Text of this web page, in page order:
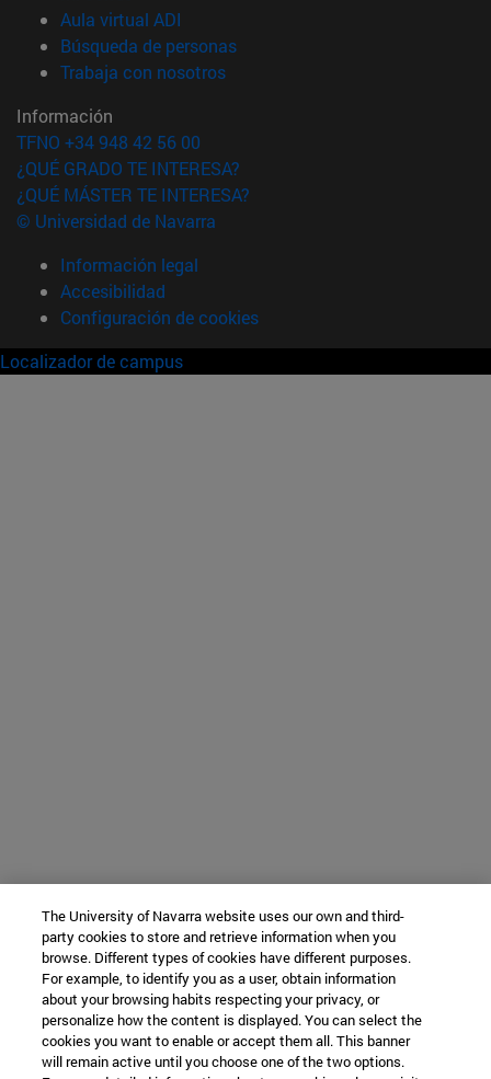
Aula virtual ADI
Búsqueda de personas(abre en nueva ventana)
Trabaja con nosotros(abre en nueva ventana)
Información
TFNO +34 948 42 56 00
¿QUÉ GRADO TE INTERESA?
¿QUÉ MÁSTER TE INTERESA?
© Universidad de Navarra
Información legal
Accesibilidad
Configuración de cookies
Localizador de campus
The University of Navarra website uses our own and third-
party cookies to store and retrieve information when you
browse. Different types of cookies have different purposes.
For example, to identify you as a user, obtain information
about your browsing habits respecting your privacy, or
personalize how the content is displayed. You can select the
cookies you want to enable or accept them all. This banner
will remain active until you choose one of the two options.